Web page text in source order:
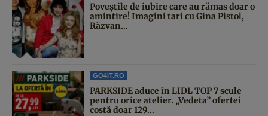
Poveştile de iubire care au rămas doar o
amintire! Imagini tari cu Gina Pistol,
Răzvan...
GO4IT.RO
PARKSIDE aduce în LIDL TOP 7 scule
pentru orice atelier. „Vedeta” ofertei
costă doar 129...